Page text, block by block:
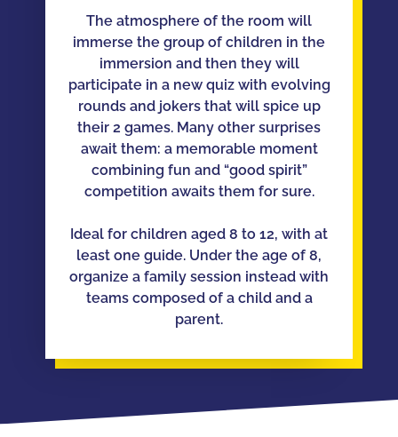
The atmosphere of the room will
immerse the group of children in the
immersion and then they will
participate in a new quiz with evolving
rounds and jokers that will spice up
their 2 games. Many other surprises
await them: a memorable moment
combining fun and “good spirit”
competition awaits them for sure.
Ideal for children aged 8 to 12, with at
least one guide. Under the age of 8,
organize a family session instead with
teams composed of a child and a
parent.